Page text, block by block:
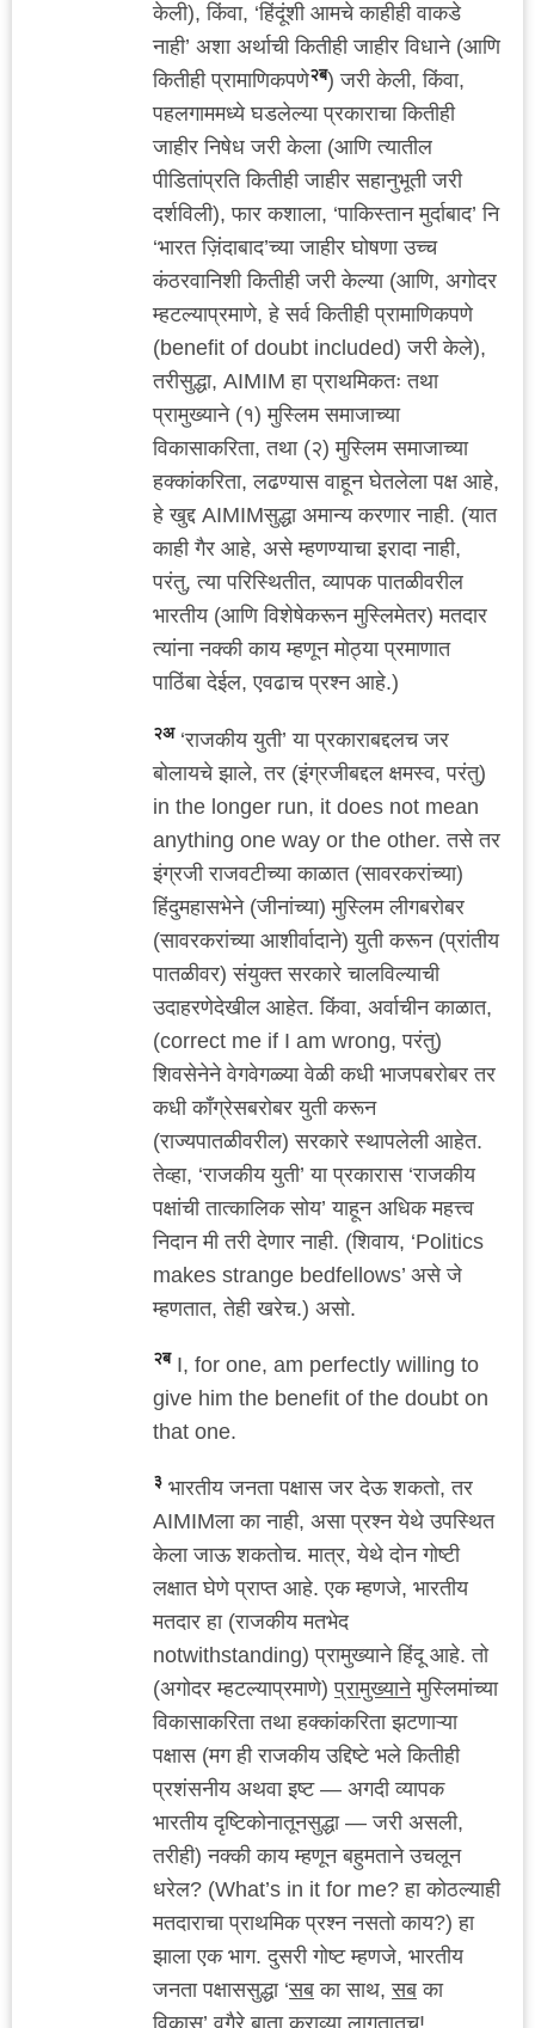
केली), किंवा, ‘हिंदूंशी आमचे काहीही वाकडे
नाही’ अशा अर्थाची कितीही जाहीर विधाने (आणि
कितीही प्रामाणिकपणे२ब) जरी केली, किंवा,
पहलगाममध्ये घडलेल्या प्रकाराचा कितीही
जाहीर निषेध जरी केला (आणि त्यातील
पीडितांप्रति कितीही जाहीर सहानुभूती जरी
दर्शविली), फार कशाला, ‘पाकिस्तान मुर्दाबाद’ नि
‘भारत ज़िंदाबाद’च्या जाहीर घोषणा उच्च
कंठरवानिशी कितीही जरी केल्या (आणि, अगोदर
म्हटल्याप्रमाणे, हे सर्व कितीही प्रामाणिकपणे
(benefit of doubt included) जरी केले),
तरीसुद्धा, AIMIM हा प्राथमिकतः तथा
प्रामुख्याने (१) मुस्लिम समाजाच्या
विकासाकरिता, तथा (२) मुस्लिम समाजाच्या
हक्कांकरिता, लढण्यास वाहून घेतलेला पक्ष आहे,
हे खुद्द AIMIMसुद्धा अमान्य करणार नाही. (यात
काही गैर आहे, असे म्हणण्याचा इरादा नाही,
परंतु, त्या परिस्थितीत, व्यापक पातळीवरील
भारतीय (आणि विशेषेकरून मुस्लिमेतर) मतदार
त्यांना नक्की काय म्हणून मोठ्या प्रमाणात
पाठिंबा देईल, एवढाच प्रश्न आहे.)
२अ ‘राजकीय युती’ या प्रकाराबद्दलच जर
बोलायचे झाले, तर (इंग्रजीबद्दल क्षमस्व, परंतु)
in the longer run, it does not mean
anything one way or the other. तसे तर
इंग्रजी राजवटीच्या काळात (सावरकरांच्या)
हिंदुमहासभेने (जीनांच्या) मुस्लिम लीगबरोबर
(सावरकरांच्या आशीर्वादाने) युती करून (प्रांतीय
पातळीवर) संयुक्त सरकारे चालविल्याची
उदाहरणेदेखील आहेत. किंवा, अर्वाचीन काळात,
(correct me if I am wrong, परंतु)
शिवसेनेने वेगवेगळ्या वेळी कधी भाजपबरोबर तर
कधी काँग्रेसबरोबर युती करून
(राज्यपातळीवरील) सरकारे स्थापलेली आहेत.
तेव्हा, ‘राजकीय युती’ या प्रकारास ‘राजकीय
पक्षांची तात्कालिक सोय’ याहून अधिक महत्त्व
निदान मी तरी देणार नाही. (शिवाय, ‘Politics
makes strange bedfellows’ असे जे
म्हणतात, तेही खरेच.) असो.
२ब I, for one, am perfectly willing to
give him the benefit of the doubt on
that one.
३ भारतीय जनता पक्षास जर देऊ शकतो, तर
AIMIMला का नाही, असा प्रश्न येथे उपस्थित
केला जाऊ शकतोच. मात्र, येथे दोन गोष्टी
लक्षात घेणे प्राप्त आहे. एक म्हणजे, भारतीय
मतदार हा (राजकीय मतभेद
notwithstanding) प्रामुख्याने हिंदू आहे. तो
(अगोदर म्हटल्याप्रमाणे)प्रामुख्यानेमुस्लिमांच्या
विकासाकरिता तथा हक्कांकरिता झटणाऱ्या
पक्षास (मग ही राजकीय उद्दिष्टे भले कितीही
प्रशंसनीय अथवा इष्ट — अगदी व्यापक
भारतीय दृष्टिकोनातूनसुद्धा — जरी असली,
तरीही) नक्की काय म्हणून बहुमताने उचलून
धरेल? (What’s in it for me? हा कोठल्याही
मतदाराचा प्राथमिक प्रश्न नसतो काय?) हा
झाला एक भाग. दुसरी गोष्ट म्हणजे, भारतीय
जनता पक्षाससुद्धा ‘सब का साथ,सब का
विकास’ वगैरे बाता कराव्या लागतातच!